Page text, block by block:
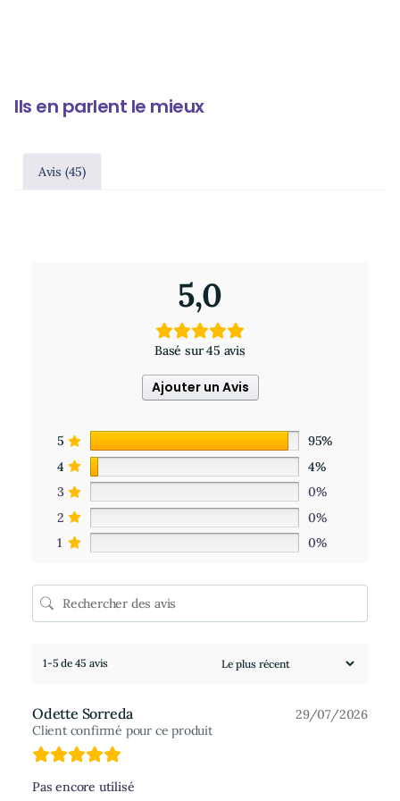
Ils en parlent le mieux
Avis (45)
5,0
Basé sur 45 avis
Ajouter un Avis
5
95%
4
4%
3
0%
2
0%
1
0%
1-5 de 45 avis
Odette Sorreda
Client confirmé pour ce produit
29/07/2026
Pas encore utilisé